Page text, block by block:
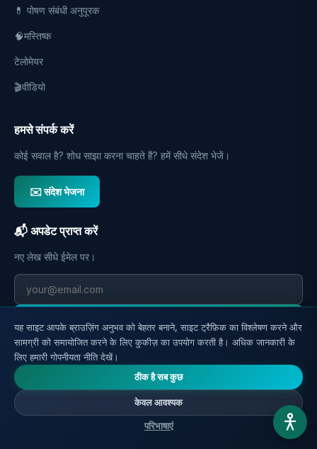
💊 पोषण संबंधी अनुपूरक
🧠मस्तिष्क
टेलोमेयर
🎬वीडियो
हमसे संपर्क करें
कोई सवाल है? शोध साझा करना चाहते हैं? हमें सीधे संदेश भेजें।
✉️ संदेश भेजना
📬 अपडेट प्राप्त करें
नए लेख सीधे ईमेल पर।
यह साइट आपके ब्राउज़िंग अनुभव को बेहतर बनाने, साइट ट्रैफ़िक का विश्लेषण करने और
सामग्री को समायोजित करने के लिए कुकीज़ का उपयोग करती है। अधिक जानकारी के
लिए हमारी गोपनीयता नीति देखें।
ठीक है सब कुछ
केवल आवश्यक
परिभाषाएं